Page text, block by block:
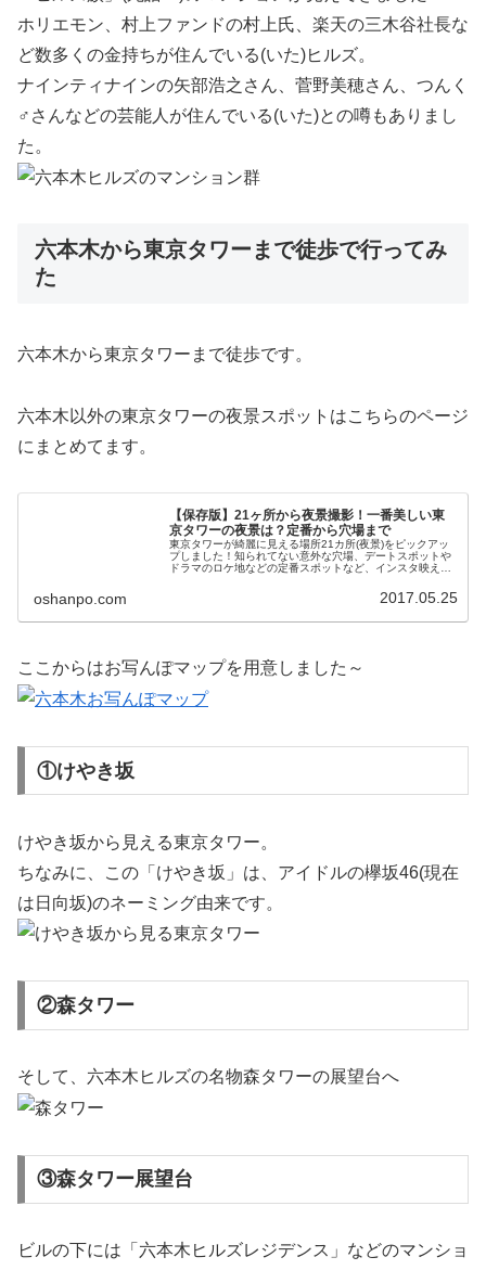
ホリエモン、村上ファンドの村上氏、楽天の三木谷社長な
ど数多くの金持ちが住んでいる(いた)ヒルズ。
ナインティナインの矢部浩之さん、菅野美穂さん、つんく
♂さんなどの芸能人が住んでいる(いた)との噂もありまし
た。
六本木から東京タワーまで徒歩で行ってみ
た
六本木から東京タワーまで徒歩です。
六本木以外の東京タワーの夜景スポットはこちらのページ
にまとめてます。
【保存版】21ヶ所から夜景撮影！一番美しい東
京タワーの夜景は？定番から穴場まで
東京タワーが綺麗に見える場所21カ所(夜景)をピックアッ
プしました！知られてない意外な穴場、デートスポットや
ドラマのロケ地などの定番スポットなど、インスタ映えす
oshanpo.com 2017.05.25
ここからはお写んぽマップを用意しました～
①けやき坂
けやき坂から見える東京タワー。
ちなみに、この「けやき坂」は、アイドルの欅坂46(現在
は日向坂)のネーミング由来です。
②森タワー
そして、六本木ヒルズの名物森タワーの展望台へ
③森タワー展望台
ビルの下には「六本木ヒルズレジデンス」などのマンショ